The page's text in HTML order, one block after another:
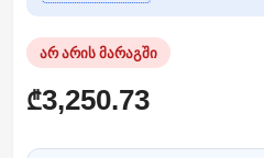
არ არის მარაგში
₾3,250.73